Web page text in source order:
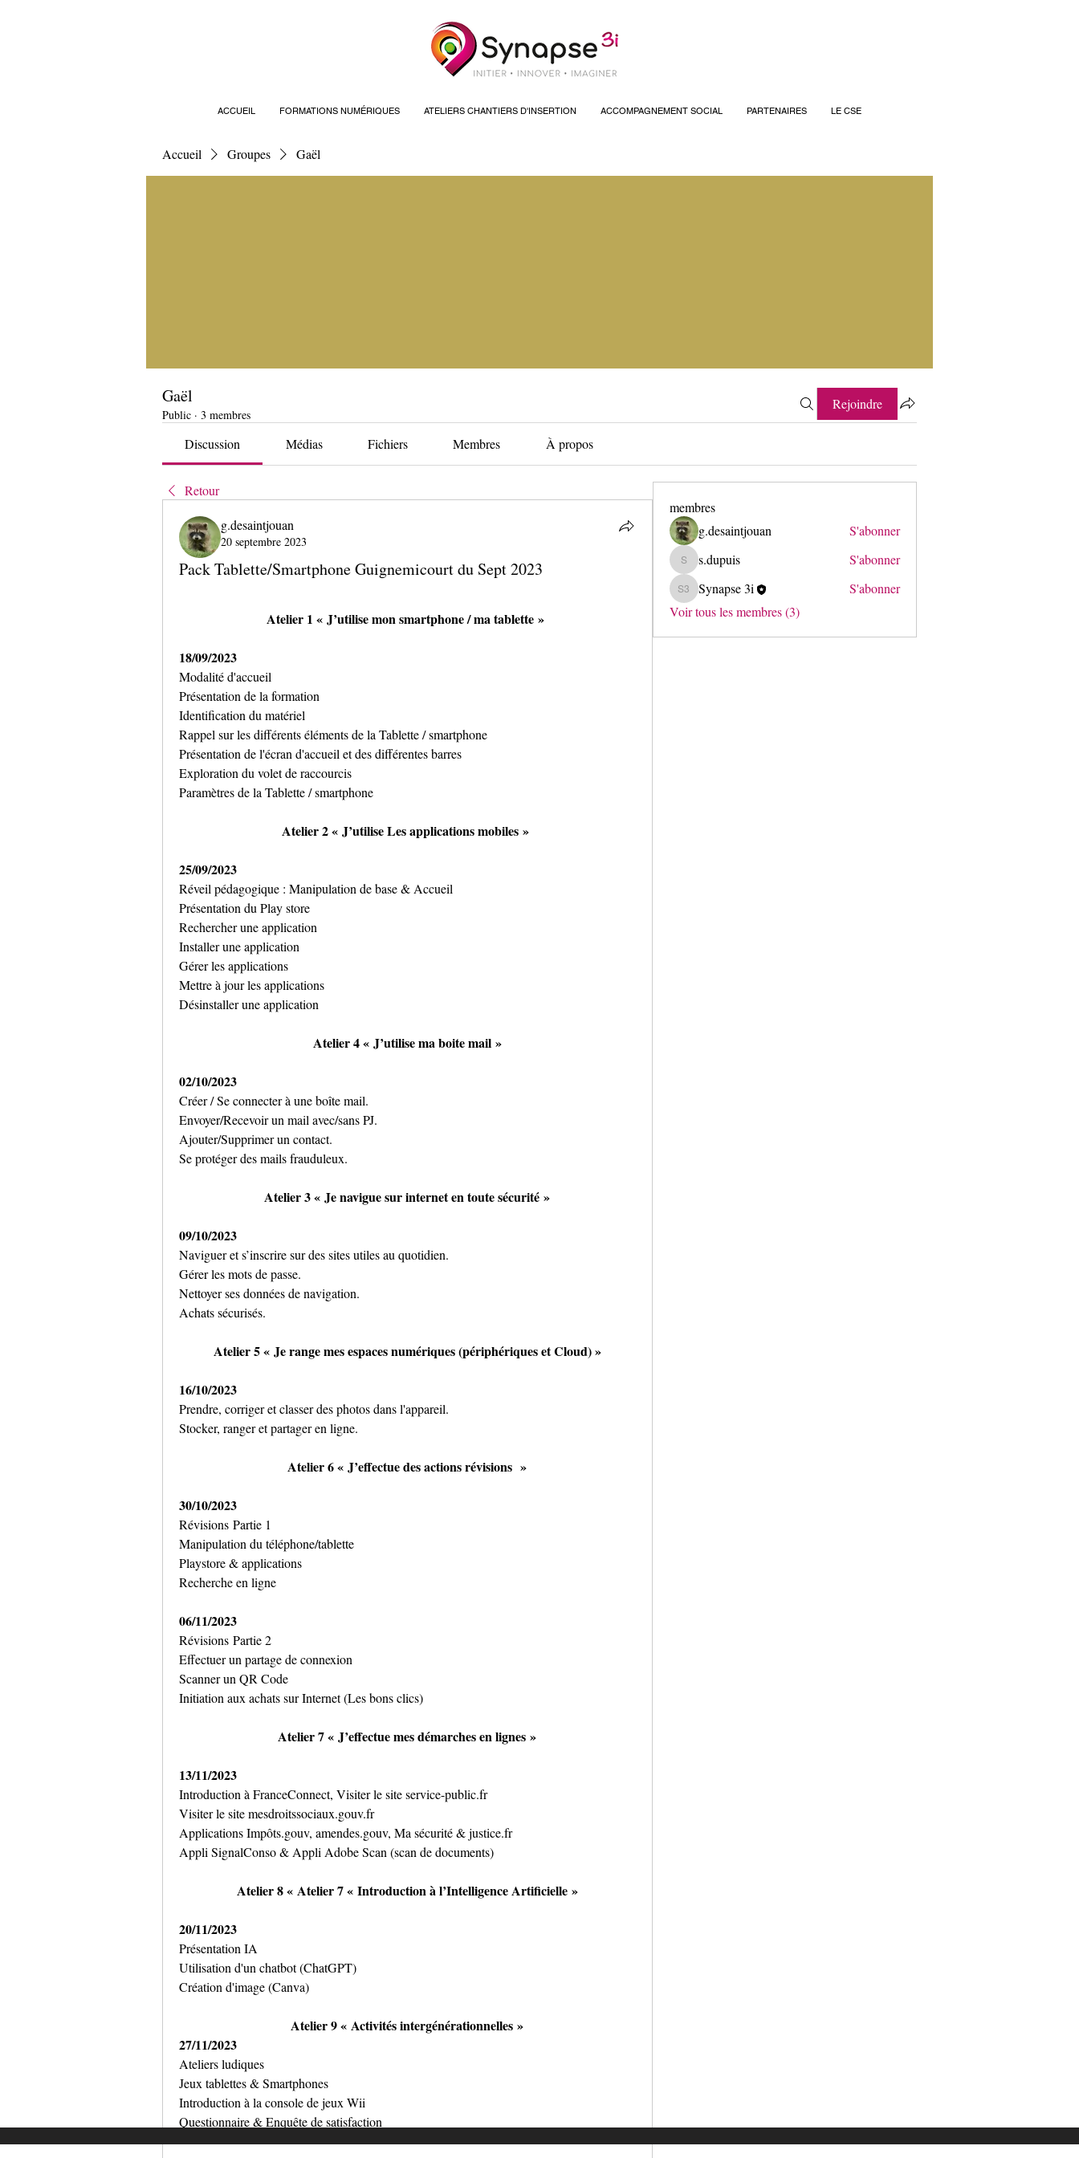
ACCUEIL FORMATIONS NUMÉRIQUES ATELIERS CHANTIERS D'INSERTION ACCOMPAGNEMENT SOCIAL PARTENAIRES LE CSE
Accueil Groupes Gaël
Gaël
Public · 3 membres
Rejoindre
Discussion Médias Fichiers Membres À propos
Retour
g.desaintjouan
20 septembre 2023
Pack Tablette/Smartphone Guignemicourt du Sept 2023
Atelier 1 « J’utilise mon smartphone / ma tablette »
18/09/2023
Modalité d'accueil
Présentation de la formation
Identification du matériel
Rappel sur les différents éléments de la Tablette / smartphone
Présentation de l'écran d'accueil et des différentes barres
Exploration du volet de raccourcis
Paramètres de la Tablette / smartphone
Atelier 2 « J’utilise Les applications mobiles »
25/09/2023
Réveil pédagogique : Manipulation de base & Accueil
Présentation du Play store
Rechercher une application
Installer une application
Gérer les applications
Mettre à jour les applications
Désinstaller une application
Atelier 4 « J’utilise ma boite mail »
02/10/2023
Créer / Se connecter à une boîte mail.
Envoyer/Recevoir un mail avec/sans PJ.
Ajouter/Supprimer un contact.
Se protéger des mails frauduleux.
Atelier 3 « Je navigue sur internet en toute sécurité »
09/10/2023
Naviguer et s’inscrire sur des sites utiles au quotidien.
Gérer les mots de passe.
Nettoyer ses données de navigation.
Achats sécurisés.
Atelier 5 « Je range mes espaces numériques (périphériques et Cloud) »
16/10/2023
Prendre, corriger et classer des photos dans l'appareil.
Stocker, ranger et partager en ligne.
Atelier 6 « J’effectue des actions révisions  »
30/10/2023
Révisions Partie 1
Manipulation du téléphone/tablette
Playstore & applications
Recherche en ligne
06/11/2023
Révisions Partie 2
Effectuer un partage de connexion
Scanner un QR Code
Initiation aux achats sur Internet (Les bons clics)
Atelier 7 « J’effectue mes démarches en lignes »
13/11/2023
Introduction à FranceConnect, Visiter le site service-public.fr
Visiter le site mesdroitssociaux.gouv.fr
Applications Impôts.gouv, amendes.gouv, Ma sécurité & justice.fr
Appli SignalConso & Appli Adobe Scan (scan de documents)
Atelier 8 « Atelier 7 « Introduction à l’Intelligence Artificielle »
20/11/2023
Présentation IA
Utilisation d'un chatbot (ChatGPT)
Création d'image (Canva)
Atelier 9 « Activités intergénérationnelles »
27/11/2023
Ateliers ludiques
Jeux tablettes & Smartphones
Introduction à la console de jeux Wii
Questionnaire & Enquête de satisfaction
membres
g.desaintjouan
S'abonner
s.dupuis
s.dupuis S'abonner
Synapse 3i
Synapse 3i
S'abonner
Voir tous les membres (3)